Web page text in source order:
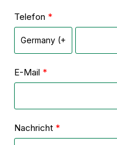
Telefon
E-Mail
Nachricht